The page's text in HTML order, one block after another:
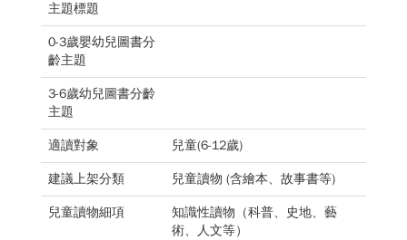
主題標題
0-3歲嬰幼兒圖書分
齡主題
3-6歲幼兒圖書分齡
主題
適讀對象 兒童(6-12歲)
建議上架分類 兒童讀物 (含繪本、故事書等)
兒童讀物細項
知識性讀物（科普、史地、藝
術、人文等）